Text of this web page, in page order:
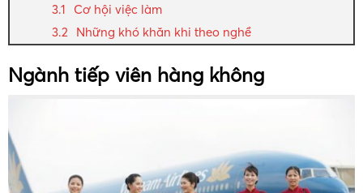
Cơ hội việc làm
Những khó khăn khi theo nghề
Ngành tiếp viên hàng không